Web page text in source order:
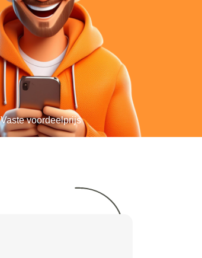
Vaste voordeelprijs